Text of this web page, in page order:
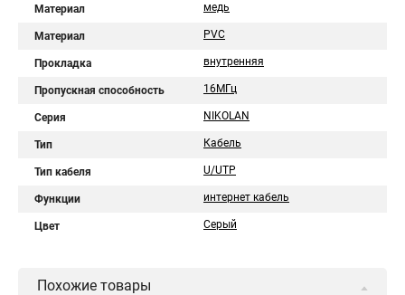
Материал медь
Материал PVC
Прокладка внутренняя
Пропускная способность 16МГц
Серия NIKOLAN
Тип Кабель
Тип кабеля U/UTP
Функции интернет кабель
Цвет Серый
Похожие товары